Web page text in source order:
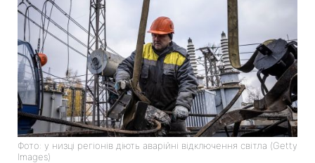
Фото: у низці регіонів діють аварійні відключення світла (Getty
Images)